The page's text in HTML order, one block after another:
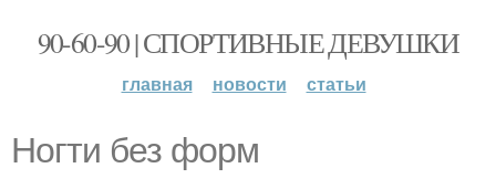
90-60-90 | СПОРТИВНЫЕ ДЕВУШКИ
главная новости статьи
Ногти без форм